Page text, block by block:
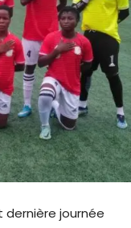
dernière journée